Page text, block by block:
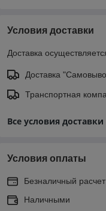
Условия доставки
Доставка
Доставка
Транспортная
Все условия доставки
Условия оплаты
Безналичный расчет
Наличными